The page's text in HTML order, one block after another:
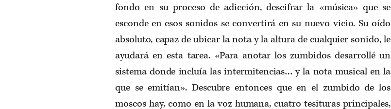
fondo en su proceso de adicción, descifrar la «música» que se
esconde en esos sonidos se convertirá en su nuevo vicio. Su oído
absoluto, capaz de ubicar la nota y la altura de cualquier sonido, le
ayudará en esta tarea. «Para anotar los zumbidos desarrollé un
sistema donde incluía las intermitencias… y la nota musical en la
que se emitían». Descubre entonces que en el zumbido de los
moscos hay, como en la voz humana, cuatro tesituras principales,